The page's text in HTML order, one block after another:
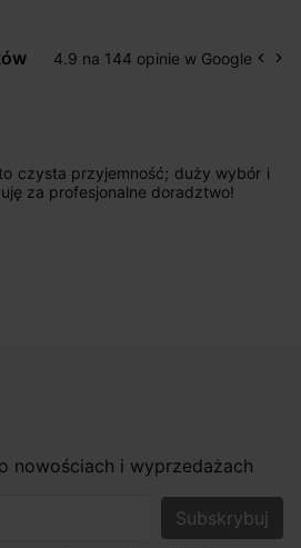
4.9 na 144 opinie w Google keyboard_arrow_left keyboard_arrow_right
czysta przyjemność; duży wybór i
za profesjonalne doradztwo!
nowościach i wyprzedażach